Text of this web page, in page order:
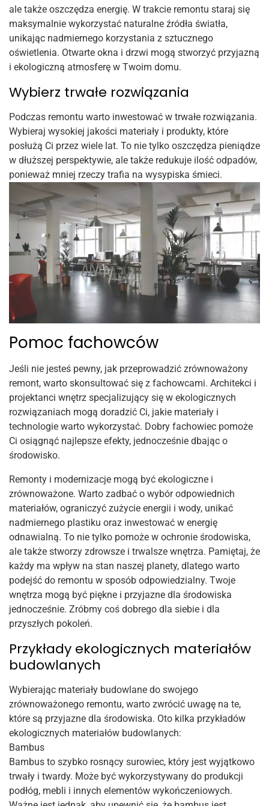
ale także oszczędza energię. W trakcie remontu staraj się
maksymalnie wykorzystać naturalne źródła światła,
unikając nadmiernego korzystania z sztucznego
oświetlenia. Otwarte okna i drzwi mogą stworzyć przyjazną
i ekologiczną atmosferę w Twoim domu.
Wybierz trwałe rozwiązania
Podczas remontu warto inwestować w trwałe rozwiązania.
Wybieraj wysokiej jakości materiały i produkty, które
posłużą Ci przez wiele lat. To nie tylko oszczędza pieniądze
w dłuższej perspektywie, ale także redukuje ilość odpadów,
ponieważ mniej rzeczy trafia na wysypiska śmieci.
Pomoc fachowców
Jeśli nie jesteś pewny, jak przeprowadzić zrównoważony
remont, warto skonsultować się z fachowcami. Architekci i
projektanci wnętrz specjalizujący się w ekologicznych
rozwiązaniach mogą doradzić Ci, jakie materiały i
technologie warto wykorzystać. Dobry fachowiec pomoże
Ci osiągnąć najlepsze efekty, jednocześnie dbając o
środowisko.
Remonty i modernizacje mogą być ekologiczne i
zrównoważone. Warto zadbać o wybór odpowiednich
materiałów, ograniczyć zużycie energii i wody, unikać
nadmiernego plastiku oraz inwestować w energię
odnawialną. To nie tylko pomoże w ochronie środowiska,
ale także stworzy zdrowsze i trwalsze wnętrza. Pamiętaj, że
każdy ma wpływ na stan naszej planety, dlatego warto
podejść do remontu w sposób odpowiedzialny. Twoje
wnętrza mogą być piękne i przyjazne dla środowiska
jednocześnie. Zróbmy coś dobrego dla siebie i dla
przyszłych pokoleń.
Przykłady ekologicznych materiałów
budowlanych
Wybierając materiały budowlane do swojego
zrównoważonego remontu, warto zwrócić uwagę na te,
które są przyjazne dla środowiska. Oto kilka przykładów
ekologicznych materiałów budowlanych:
Bambus
Bambus to szybko rosnący surowiec, który jest wyjątkowo
trwały i twardy. Może być wykorzystywany do produkcji
podłóg, mebli i innych elementów wykończeniowych.